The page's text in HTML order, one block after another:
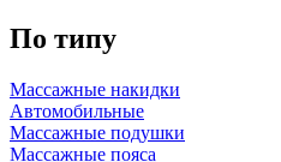
По типу
Массажные накидки
Автомобильные
Массажные подушки
Массажные пояса